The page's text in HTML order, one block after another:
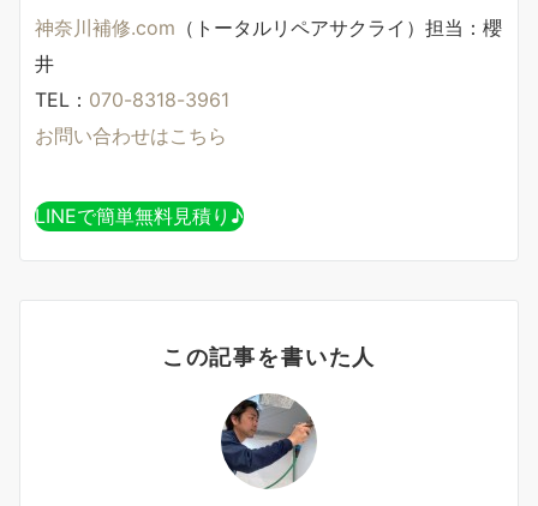
神奈川補修.com （トータルリペアサクライ）担当：櫻
井
TEL： 070-8318-3961
お問い合わせはこちら
LINEで簡単無料見積り♪
この記事を書いた人